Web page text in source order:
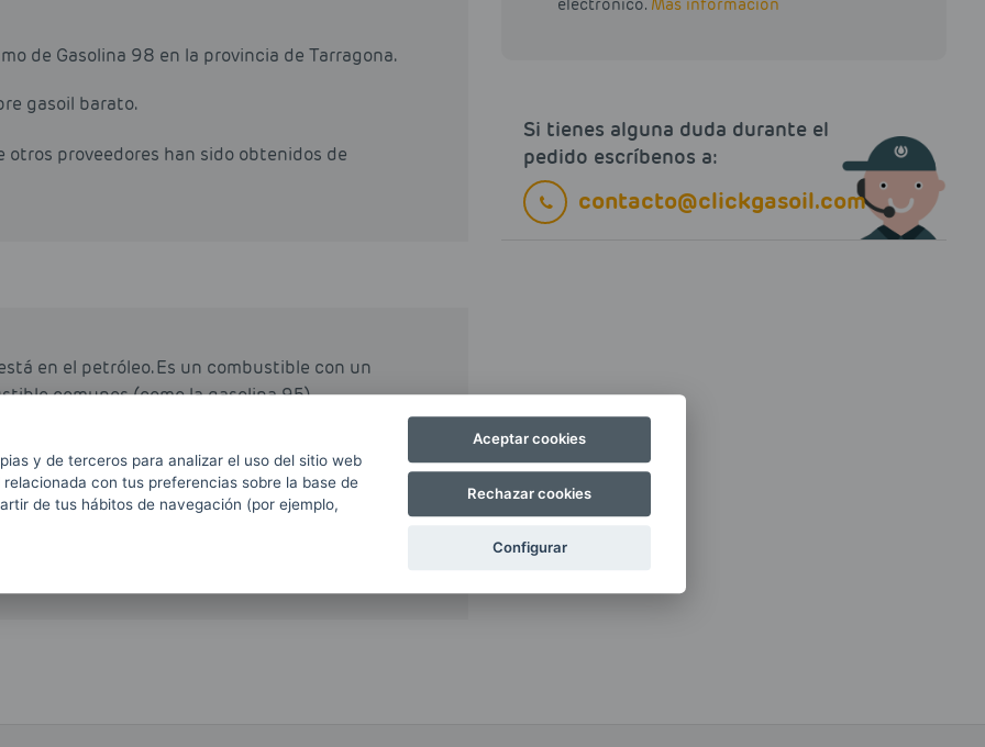
de Gasolina 98 en la provincia de Tarragona.
gasoil barato.
otros proveedores han sido obtenidos de
en el petróleo. Es un combustible con un
comunes (como la gasolina 95).
en el interior de los cilindros del motor
notablemente su duración y
por tanto, seguir las instrucciones del
el uso de gasolina 98. La principal
con el precio de las gasolina 95 o el
electrónico. Más información
Si tienes alguna duda durante el
pedido escríbenos a:
contacto@clickgasoil.com
y de terceros para analizar el uso del sitio web
con tus preferencias sobre la base de
de tus hábitos de navegación (por ejemplo,
Aceptar cookies
Rechazar cookies
Configurar